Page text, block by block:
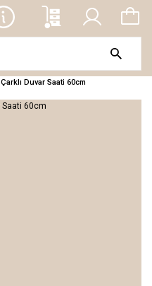
Çarklı Duvar Saati 60cm